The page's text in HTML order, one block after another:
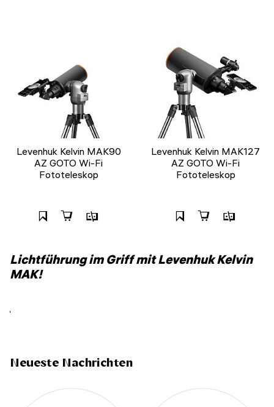
Levenhuk Kelvin MAK90
AZ GOTO Wi-Fi
Fototeleskop
Levenhuk Kelvin MAK127
AZ GOTO Wi-Fi
Fototeleskop
Lichtführung im Griff mit Levenhuk Kelvin
MAK!
Neueste Nachrichten